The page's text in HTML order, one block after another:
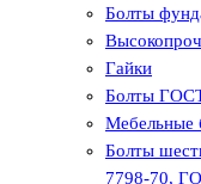
Болты
Гайки
Болты
Мебельные
Болты
7798-70,